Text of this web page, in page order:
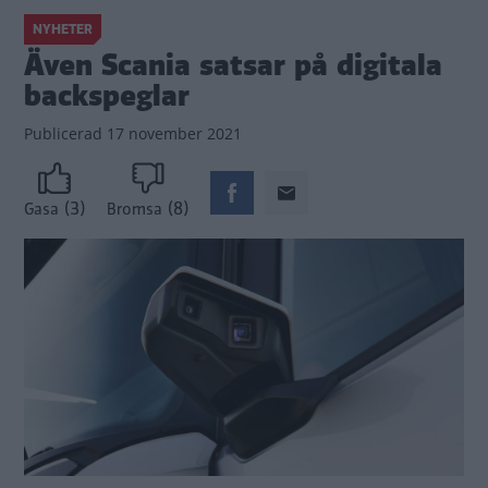
NYHETER
Även Scania satsar på digitala
backspeglar
Publicerad 17 november 2021
Gasa (3) Bromsa (8)